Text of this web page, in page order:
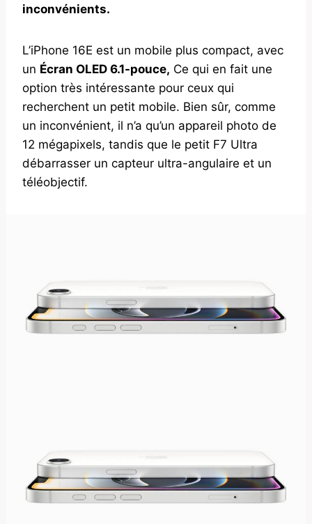
inconvénients.
L’iPhone 16E est un mobile plus compact, avec
un Écran OLED 6.1-pouce, Ce qui en fait une
option très intéressante pour ceux qui
recherchent un petit mobile. Bien sûr, comme
un inconvénient, il n’a qu’un appareil photo de
12 mégapixels, tandis que le petit F7 Ultra
débarrasser un capteur ultra-angulaire et un
téléobjectif.